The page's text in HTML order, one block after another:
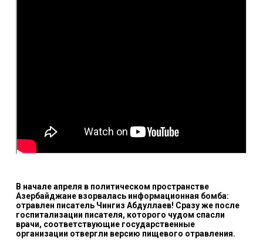
В начале апреля в политическом пространстве
Азербайджане взорвалась информационная бомба:
отравлен писатель Чингиз Абдуллаев! Сразу же после
госпитализации писателя, которого чудом спасли
врачи, соответствующие государственные
организации отвергли версию пищевого отравления.